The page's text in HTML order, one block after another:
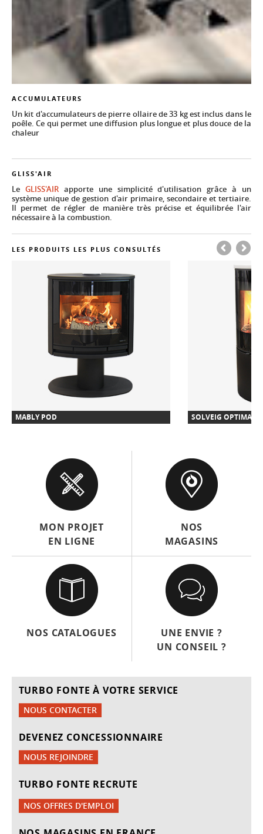
ACCUMULATEURS
Un kit d'accumulateurs de pierre ollaire de 33 kg est inclus dans le
poêle. Ce qui permet une diffusion plus longue et plus douce de la
chaleur
GLISS'AIR
Le GLISS'AIRapporte une simplicité d'utilisation grâce à un
système unique de gestion d'air primaire, secondaire et tertiaire.
Il permet de régler de manière très précise et équilibrée l'air
nécessaire à la combustion.
LES PRODUITS LES PLUS CONSULTÉS
MABLY POD SOLVEIG OPTIMA M
MON PROJET
EN LIGNE
NOS
MAGASINS
NOS CATALOGUES
UNE ENVIE ?
UN CONSEIL ?
TURBO FONTE À VOTRE SERVICE
NOUS CONTACTER
DEVENEZ CONCESSIONNAIRE
NOUS REJOINDRE
TURBO FONTE RECRUTE
NOS OFFRES D'EMPLOI